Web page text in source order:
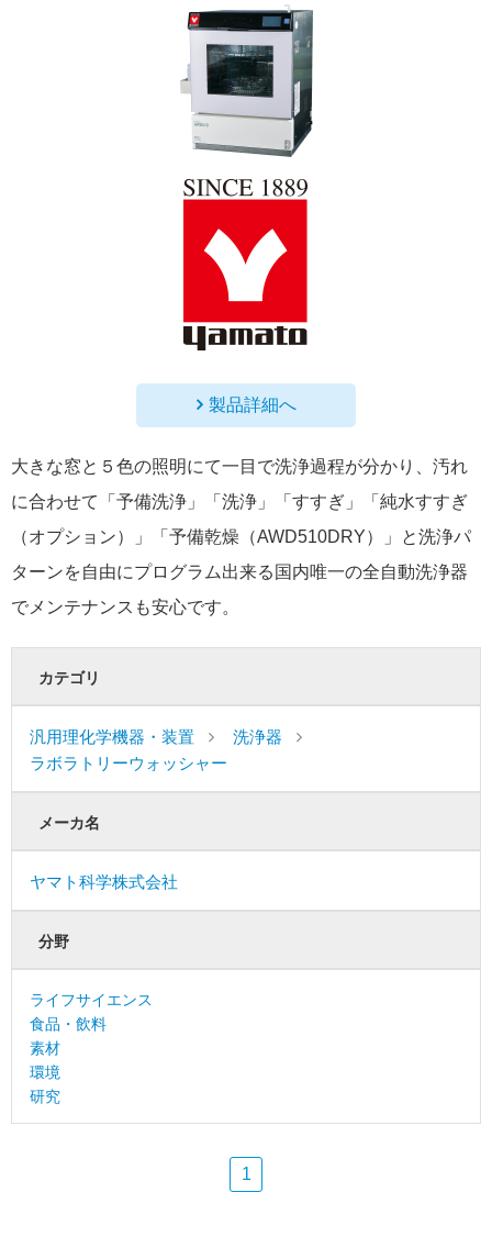
製品詳細へ
大きな窓と５色の照明にて一目で洗浄過程が分かり、汚れ
に合わせて「予備洗浄」「洗浄」「すすぎ」「純水すすぎ
（オプション）」「予備乾燥（AWD510DRY）」と洗浄パ
ターンを自由にプログラム出来る国内唯一の全自動洗浄器
でメンテナンスも安心です。
カテゴリ
汎用理化学機器・装置
洗浄器
ラボラトリーウォッシャー
メーカ名
ヤマト科学株式会社
分野
ライフサイエンス
食品・飲料
素材
環境
研究
1